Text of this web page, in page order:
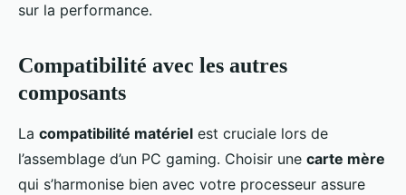
sur la performance.
Compatibilité avec les autres
composants
La compatibilité matériel est cruciale lors de
l’assemblage d’un PC gaming. Choisir une carte mère
qui s’harmonise bien avec votre processeur assure